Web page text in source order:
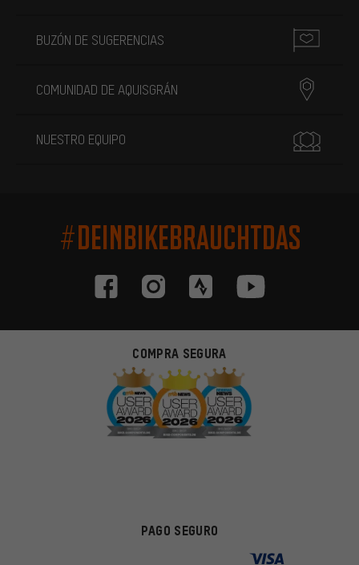
BUZÓN DE SUGERENCIAS
COMUNIDAD DE AQUISGRÁN
NUESTRO EQUIPO
#DEINBIKEBRAUCHTDAS
COMPRA SEGURA
PAGO SEGURO